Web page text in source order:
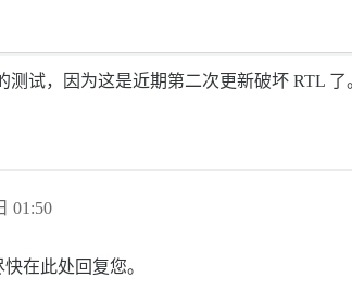
试，因为这是近期第二次更新破坏 RTL 了
01:50
在此处回复您。